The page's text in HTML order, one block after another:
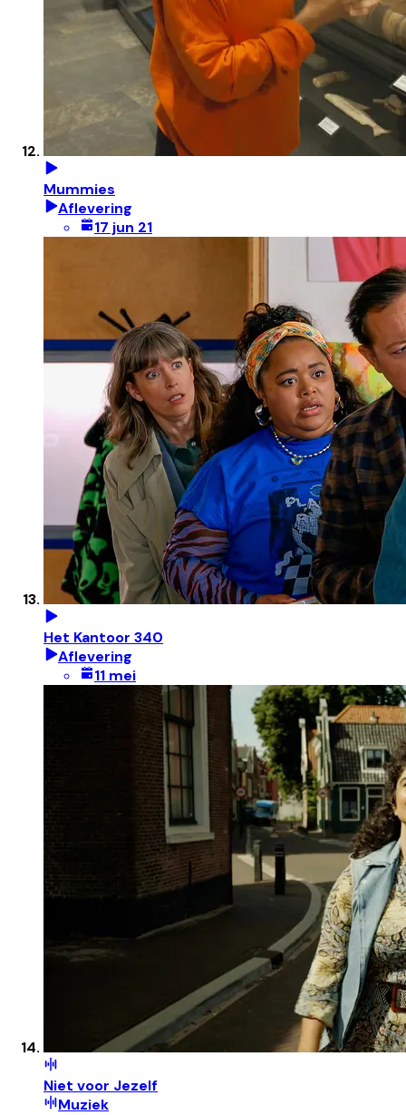
Mummies
Aflevering
17 jun 21
Het Kantoor 340
Aflevering
11 mei
Niet voor Jezelf
Muziek